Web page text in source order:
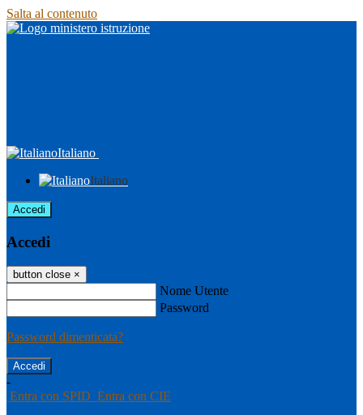
Salta al contenuto
Italiano
Italiano
Accedi
Accedi
button close ×
Nome Utente
Password
Password dimenticata?
-
Entra con SPID Entra con CIE